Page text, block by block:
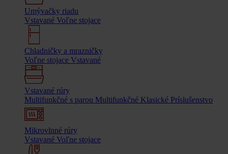
Umývačky riadu
Vstavané Voľne stojace
Chladničky a mrazničky
Voľne stojace Vstavané
Vstavané rúry
Multifunkčné s parou Multifunkčné Klasické Príslušenstvo
Mikrovlnné rúry
Vstavané Voľne stojace